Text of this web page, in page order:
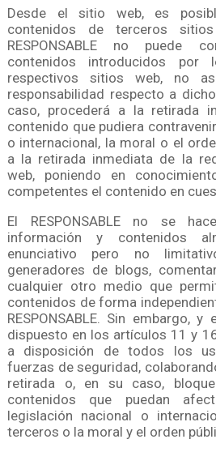
Desde el sitio web, es
contenidos de terceros
RESPONSABLE no puede
contenidos introducidos
respectivos sitios web, no
responsabilidad respecto a
caso, procederá a la retirada
contenido que pudiera
o internacional, la moral o el
a la retirada inmediata de la
web, poniendo en
competentes el contenido en
El RESPONSABLE no se
información y contenidos
enunciativo pero no
generadores de blogs,
cualquier otro medio que
contenidos de forma
RESPONSABLE. Sin embargo,
dispuesto en los artículos 11 y
a disposición de todos los
fuerzas de seguridad,
retirada o, en su caso,
contenidos que puedan
legislación nacional o
terceros o la moral y el orden